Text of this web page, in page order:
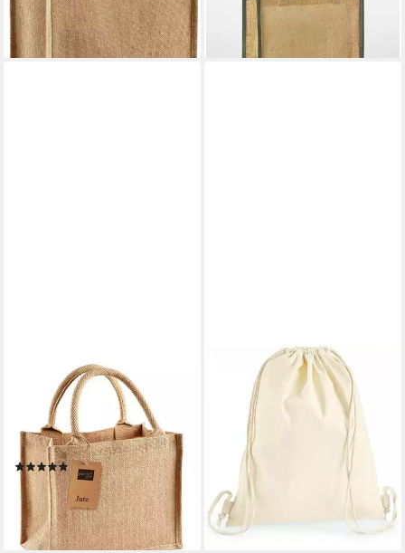
lieferbar - in 4-5 Werktagen bei dir
WESTFORD MILL
Tragetasche Umhängetasche
Jute Mini Gift Bag 26 x 22 x
14 cm, Jute kompakt
Geschenktasche Mini Natural
(1)
ab 12,19 €
lieferbar - in 3-4 Werktagen bei dir
+3
WESTFORD MILL
Turnbeutel Premium Cotton
Gymsac / 37 x 46 cm
14,95 €
lieferbar - in 4-5 Werktagen bei dir